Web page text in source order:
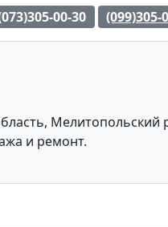
00-30 (099)305-
Мелитопольский
и ремонт.